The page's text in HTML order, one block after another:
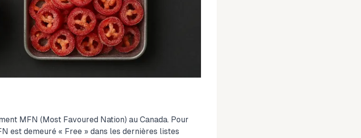
MFN (Most Favoured Nation) au Canada. Pour
est demeuré « Free » dans les dernières listes